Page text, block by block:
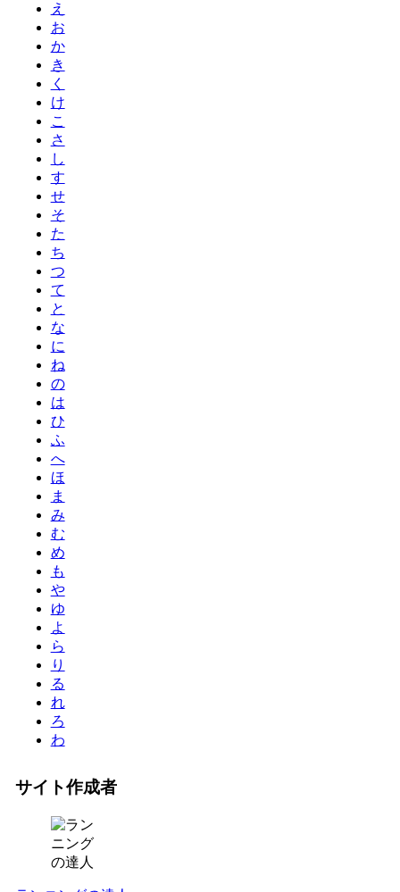
え
お
か
き
く
け
こ
さ
し
す
せ
そ
た
ち
つ
て
と
な
に
ね
の
は
ひ
ふ
へ
ほ
ま
み
む
め
も
や
ゆ
よ
ら
り
る
れ
ろ
わ
サイト作成者